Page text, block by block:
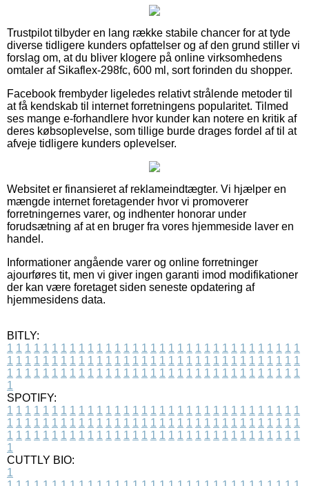
Trustpilot tilbyder en lang række stabile chancer for at tyde
diverse tidligere kunders opfattelser og af den grund stiller vi
forslag om, at du bliver klogere på online virksomhedens
omtaler af Sikaflex-298fc, 600 ml, sort forinden du shopper.
Facebook frembyder ligeledes relativt strålende metoder til
at få kendskab til internet forretningens popularitet. Tilmed
ses mange e-forhandlere hvor kunder kan notere en kritik af
deres købsoplevelse, som tillige burde drages fordel af til at
afveje tidligere kunders oplevelser.
Websitet er finansieret af reklameindtægter. Vi hjælper en
mængde internet foretagender hvor vi promoverer
forretningernes varer, og indhenter honorar under
forudsætning af at en bruger fra vores hjemmeside laver en
handel.
Informationer angående varer og online forretninger
ajourføres tit, men vi giver ingen garanti imod modifikationer
der kan være foretaget siden seneste opdatering af
hjemmesidens data.
BITLY:
1 1 1 1 1 1 1 1 1 1 1 1 1 1 1 1 1 1 1 1 1 1 1 1 1 1 1 1 1 1 1 1 1
1 1 1 1 1 1 1 1 1 1 1 1 1 1 1 1 1 1 1 1 1 1 1 1 1 1 1 1 1 1 1 1 1
1 1 1 1 1 1 1 1 1 1 1 1 1 1 1 1 1 1 1 1 1 1 1 1 1 1 1 1 1 1 1 1 1
1
SPOTIFY:
1 1 1 1 1 1 1 1 1 1 1 1 1 1 1 1 1 1 1 1 1 1 1 1 1 1 1 1 1 1 1 1 1
1 1 1 1 1 1 1 1 1 1 1 1 1 1 1 1 1 1 1 1 1 1 1 1 1 1 1 1 1 1 1 1 1
1 1 1 1 1 1 1 1 1 1 1 1 1 1 1 1 1 1 1 1 1 1 1 1 1 1 1 1 1 1 1 1 1
1
CUTTLY BIO:
1